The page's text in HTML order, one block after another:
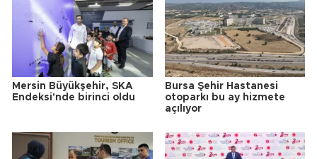
Mersin Büyükşehir, SKA
Endeksi'nde birinci oldu
Bursa Şehir Hastanesi
otoparkı bu ay hizmete
açılıyor